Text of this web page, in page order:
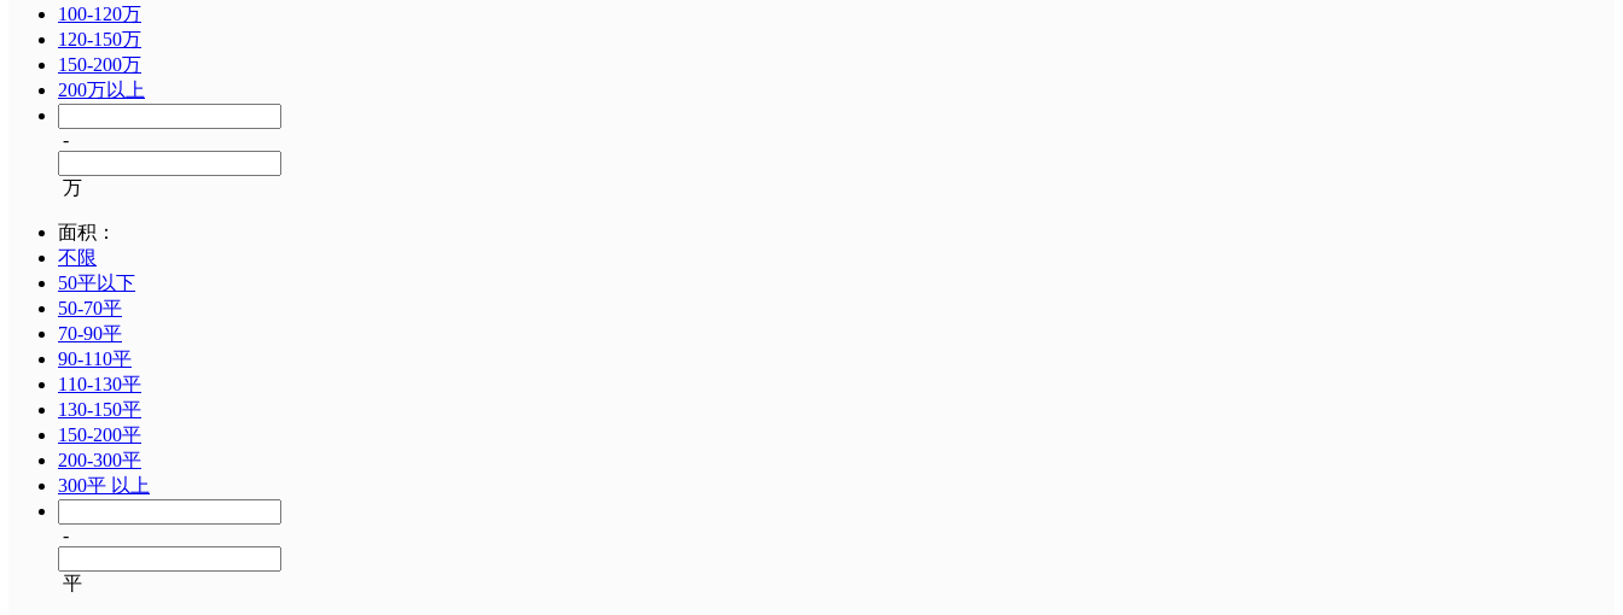
100-120万
120-150万
150-200万
200万以上
-
万
面积：
不限
50平以下
50-70平
70-90平
90-110平
110-130平
130-150平
150-200平
200-300平
300平 以上
-
平